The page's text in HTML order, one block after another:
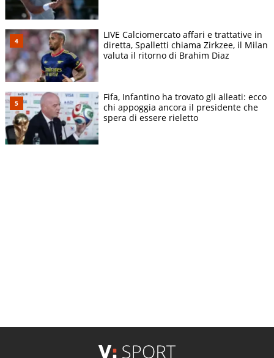
LIVE Calciomercato affari e trattative in
diretta, Spalletti chiama Zirkzee, il Milan
valuta il ritorno di Brahim Diaz
Fifa, Infantino ha trovato gli alleati: ecco
chi appoggia ancora il presidente che
spera di essere rieletto